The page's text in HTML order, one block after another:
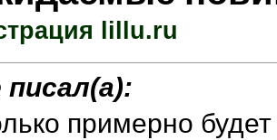
lillu.ru
писал(а):
примерно